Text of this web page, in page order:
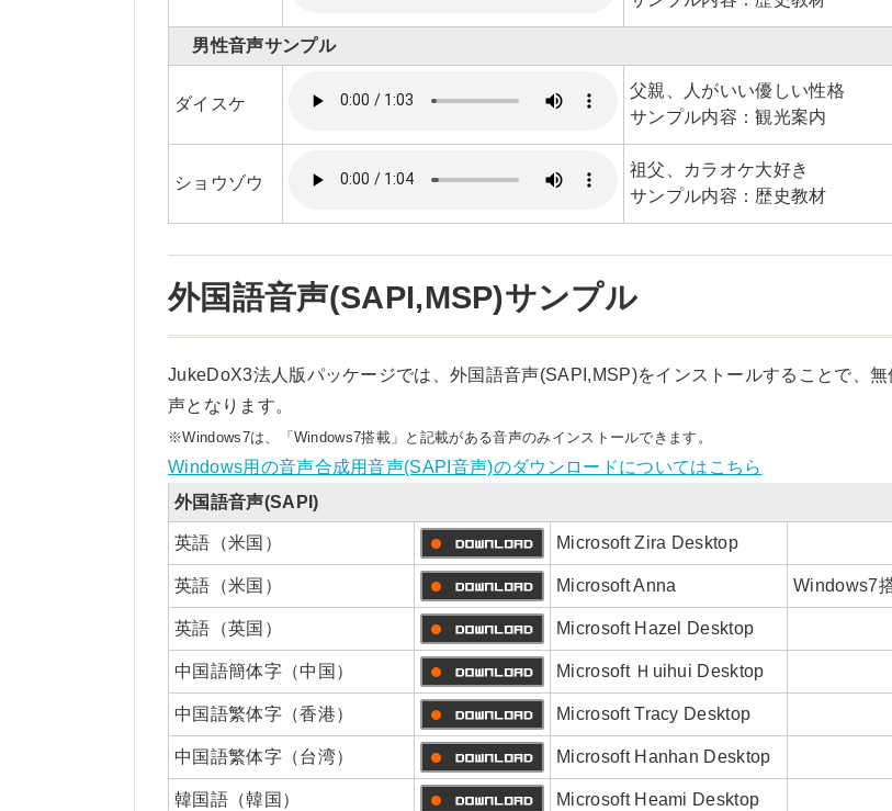
男性音声サンプル
ダイスケ
父親、人がいい優しい性格
サンプル内容：観光案内
ショウゾウ
祖父、カラオケ大好き
サンプル内容：歴史教材
外国語音声(SAPI,MSP)サンプル
JukeDoX3法人版パッケージでは、外国語音声(SAPI,MSP)をインストールすることで、
声となります。
※Windows7は、「Windows7搭載」と記載がある音声のみインストールできます。
Windows用の音声合成用音声(SAPI音声)のダウンロードについてはこちら
外国語音声(SAPI)
英語（米国） Microsoft Zira Desktop
英語（米国） Microsoft Anna Windows7
英語（英国） Microsoft Hazel Desktop
中国語簡体字（中国） Microsoft Ｈuihui Desktop
中国語繁体字（香港） Microsoft Tracy Desktop
中国語繁体字（台湾） Microsoft Hanhan Desktop
韓国語（韓国） Microsoft Heami Desktop